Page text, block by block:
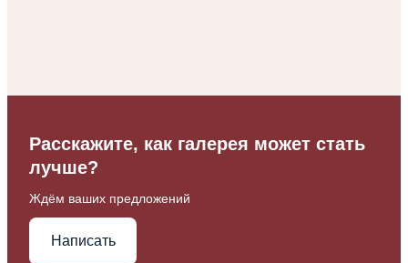
Расскажите, как галерея может стать
лучше?
Ждём ваших предложений
Написать